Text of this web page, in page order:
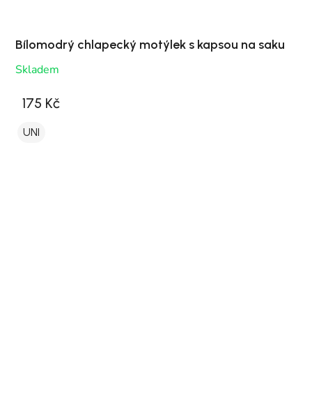
Bílomodrý chlapecký motýlek s kapsou na saku
Skladem
175 Kč
UNI